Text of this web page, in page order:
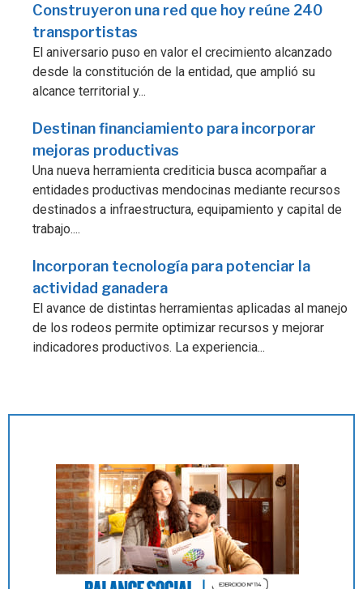
Construyeron una red que hoy reúne 240
transportistas
El aniversario puso en valor el crecimiento alcanzado
desde la constitución de la entidad, que amplió su
alcance territorial y...
Destinan financiamiento para incorporar
mejoras productivas
Una nueva herramienta crediticia busca acompañar a
entidades productivas mendocinas mediante recursos
destinados a infraestructura, equipamiento y capital de
trabajo....
Incorporan tecnología para potenciar la
actividad ganadera
El avance de distintas herramientas aplicadas al manejo
de los rodeos permite optimizar recursos y mejorar
indicadores productivos. La experiencia...